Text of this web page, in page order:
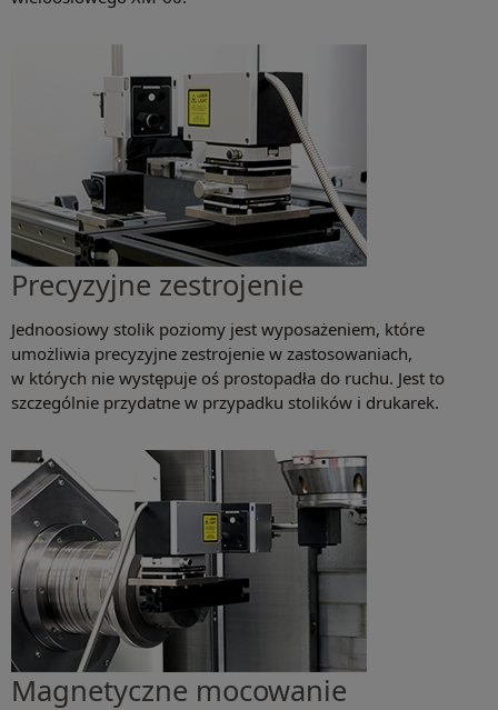
Precyzyjne zestrojenie
Jednoosiowy stolik poziomy jest wyposażeniem, które
umożliwia precyzyjne zestrojenie w zastosowaniach,
w których nie występuje oś prostopadła do ruchu. Jest to
szczególnie przydatne w przypadku stolików i drukarek.
Magnetyczne mocowanie